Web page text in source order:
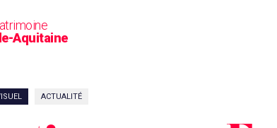
Aquitaine
ACTUALITÉ